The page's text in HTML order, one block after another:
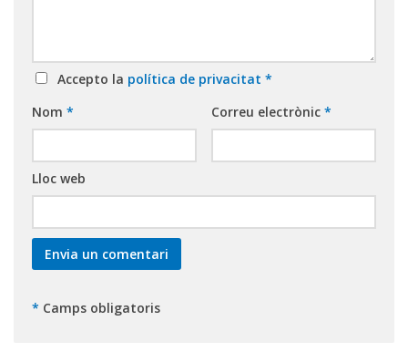
Accepto la política de privacitat *
Nom * Correu electrònic *
Lloc web
* Camps obligatoris